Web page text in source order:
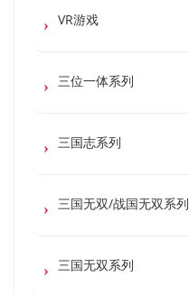
VR游戏
三位一体系列
三国志系列
三国无双/战国无双系列
三国无双系列